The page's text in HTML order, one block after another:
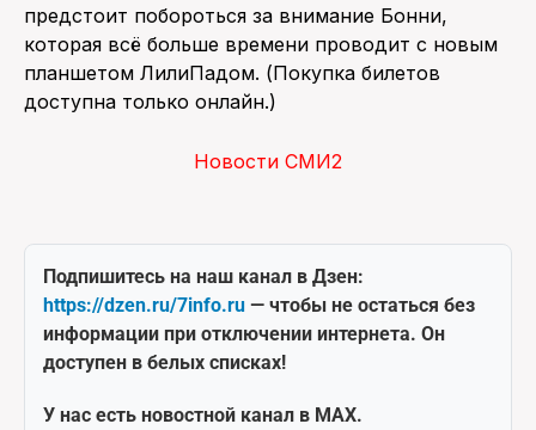
предстоит побороться за внимание Бонни,
которая всё больше времени проводит с новым
планшетом ЛилиПадом. (Покупка билетов
доступна только онлайн.)
Новости СМИ2
Подпишитесь на наш канал в Дзен:
https://dzen.ru/7info.ru — чтобы не остаться без
информации при отключении интернета. Он
доступен в белых списках!
У нас есть новостной канал в MAX.